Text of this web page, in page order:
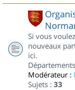
Si vous
nouveaux
ici.
Modérateur :
Sujets : 33